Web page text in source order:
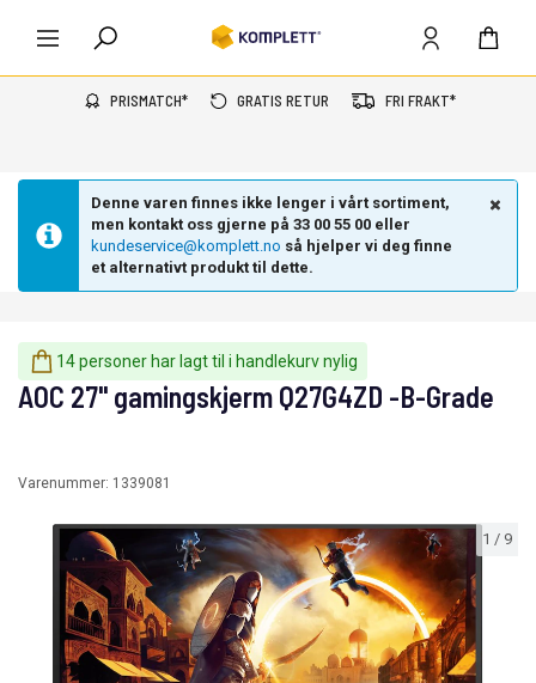
PRISMATCH* GRATIS RETUR FRI FRAKT*
Denne varen finnes ikke lenger i vårt sortiment,
men kontakt oss gjerne på 33 00 55 00 eller
kundeservice@komplett.no så hjelper vi deg finne
et alternativt produkt til dette.
14 personer har lagt til i handlekurv nylig
1 / 9
AOC 27" gamingskjerm Q27G4ZD -B-Grade
Varenummer: 1339081